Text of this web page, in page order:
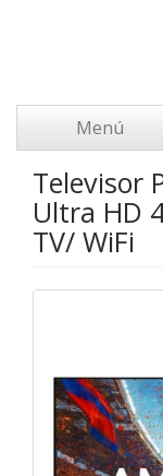
Menú
Televisor
Ultra HD
TV/ WiFi